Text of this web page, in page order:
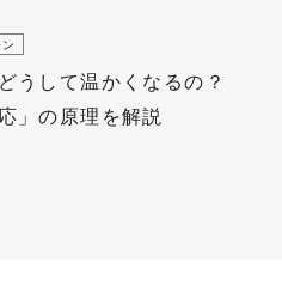
うして温かくなるの？
」の原理を解説